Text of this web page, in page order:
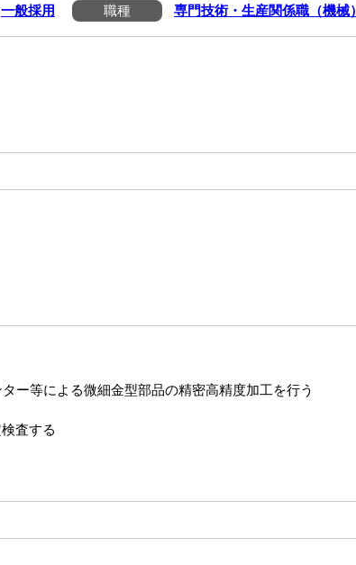
一般採用 職種 専門技術・生産関係職（機械）
ー等による微細金型部品の精密高精度加工を行う
査する